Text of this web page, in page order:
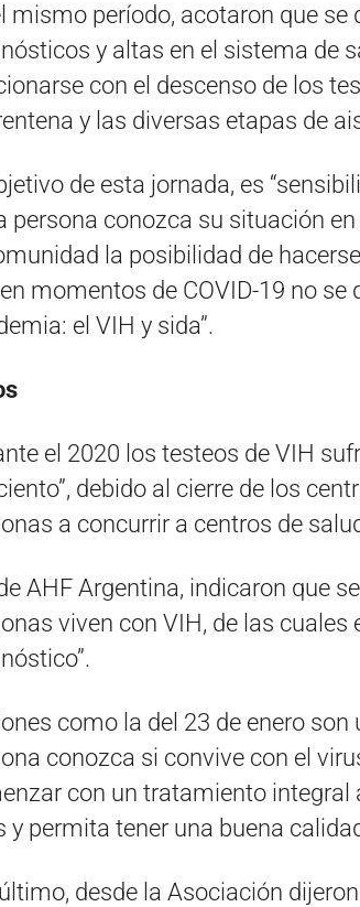
mismo período, acotaron que se
y altas en el sistema de
con el descenso de los
y las diversas etapas de
de esta jornada, es
persona conozca su situación
la posibilidad de
momentos de COVID-19 no
el VIH y sida”.
el 2020 los testeos de VIH
debido al cierre de los
a concurrir a centros de
AHF Argentina, indicaron que
viven con VIH, de las
como la del 23 de enero
conozca si convive con el
con un tratamiento integral
y permita tener una buena
desde la Asociación